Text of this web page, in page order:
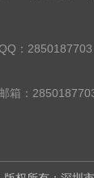
：2850187703
邮箱：